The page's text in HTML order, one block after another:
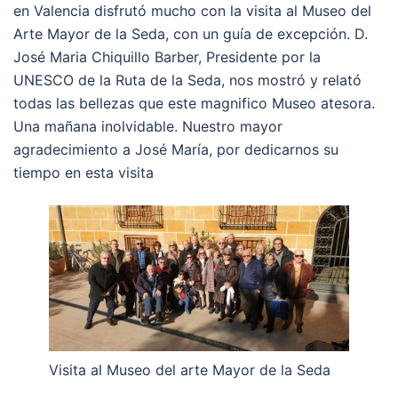
en Valencia disfrutó mucho con la visita al Museo del
Arte Mayor de la Seda, con un guía de excepción. D.
José Maria Chiquillo Barber, Presidente por la
UNESCO de la Ruta de la Seda, nos mostró y relató
todas las bellezas que este magnifico Museo atesora.
Una mañana inolvidable. Nuestro mayor
agradecimiento a José María, por dedicarnos su
tiempo en esta visita
Visita al Museo del arte Mayor de la Seda